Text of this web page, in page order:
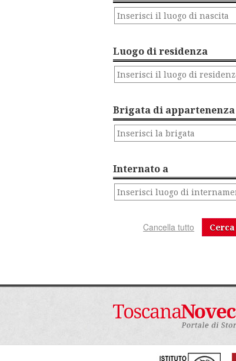
Luogo di residenza
Brigata di appartenenza
Internato a
Cerca